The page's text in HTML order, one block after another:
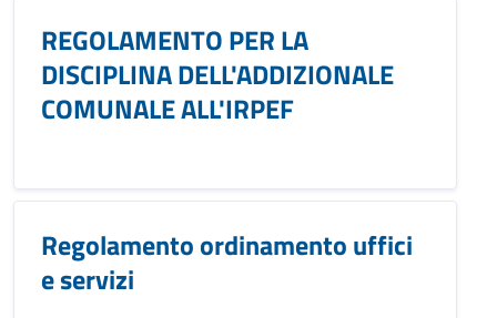
REGOLAMENTO PER LA
DISCIPLINA DELL'ADDIZIONALE
COMUNALE ALL'IRPEF
Regolamento ordinamento uffici
e servizi